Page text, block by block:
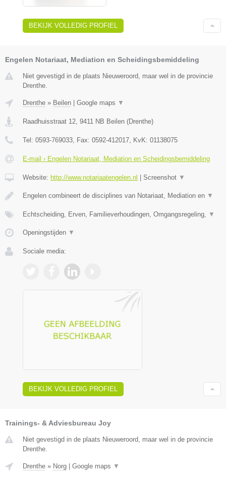
BEKIJK VOLLEDIG PROFIEL
Engelen Notariaat, Mediation en Scheidingsbemiddeling
Niet gevestigd in de plaats Nieuweroord, maar wel in de provincie
Drenthe.
Drenthe » Beilen Google maps ▼
Raadhuisstraat 12, 9411 NB Beilen (Drenthe)
Tel: 0593-769033, Fax: 0592-412017, KvK: 01138075
E-mail › Engelen Notariaat, Mediation en Scheidingsbemiddeling
Website: http://www.notariaatengelen.nl Screenshot ▼
Engelen combineert de disciplines van Notariaat, Mediation en ▼
Echtscheiding, Erven, Familieverhoudingen, Omgangsregeling, ▼
Openingstijden ▼
Sociale media:
BEKIJK VOLLEDIG PROFIEL
Trainings- & Adviesbureau Joy
Niet gevestigd in de plaats Nieuweroord, maar wel in de provincie
Drenthe.
Drenthe » Norg Google maps ▼